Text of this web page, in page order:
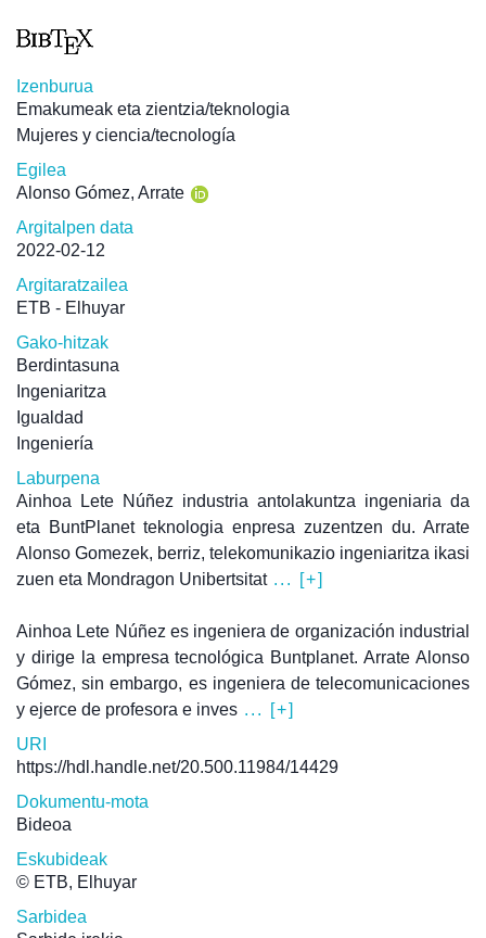
Izenburua
Emakumeak eta zientzia/teknologia
Mujeres y ciencia/tecnología
Egilea
Alonso Gómez, Arrate
Argitalpen data
2022-02-12
Argitaratzailea
ETB - Elhuyar
Gako-hitzak
Berdintasuna
Ingeniaritza
Igualdad
Ingeniería
Laburpena
Ainhoa Lete Núñez industria antolakuntza ingeniaria da
eta BuntPlanet teknologia enpresa zuzentzen du. Arrate
Alonso Gomezek, berriz, telekomunikazio ingeniaritza ikasi
zuen eta Mondragon Unibertsitat... [+]
Ainhoa Lete Núñez es ingeniera de organización industrial
y dirige la empresa tecnológica Buntplanet. Arrate Alonso
Gómez, sin embargo, es ingeniera de telecomunicaciones
y ejerce de profesora e inves ... [+]
URI
https://hdl.handle.net/20.500.11984/14429
Dokumentu-mota
Bideoa
Eskubideak
© ETB, Elhuyar
Sarbidea